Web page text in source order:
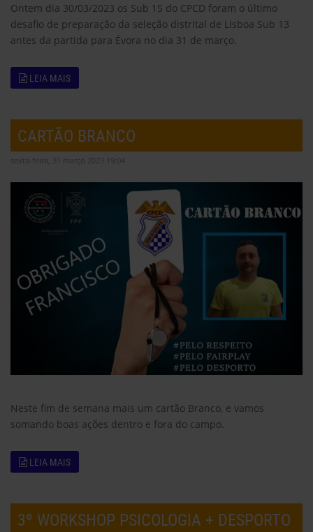
Ontem dia 30/03/2023 os Sub 15 do CPCD foram o último
desafio de preparação da seleção distrital de Lisboa Sub 13
antes da partida para Évora no dia 31 de março.
LEIA MAIS
CARTÃO BRANCO
sexta-feira, 31 março 2023 19:04
Neste fim de semana mais um cartão Branco, e vamos
somando boas ações dentro e fora do campo.
LEIA MAIS
3º WORKSHOP PSICOLOGIA + DESPORTO